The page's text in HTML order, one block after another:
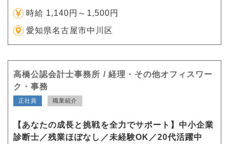
時給 1,140円～1,500円
愛知県名古屋市中川区
高橋公認会計士事務所 / 経理・その他オフィスワー
ク・事務
正社員 職業紹介
【あなたの成長と挑戦を全力でサポート】中小企業
診断士／残業ほぼなし／未経験OK／20代活躍中